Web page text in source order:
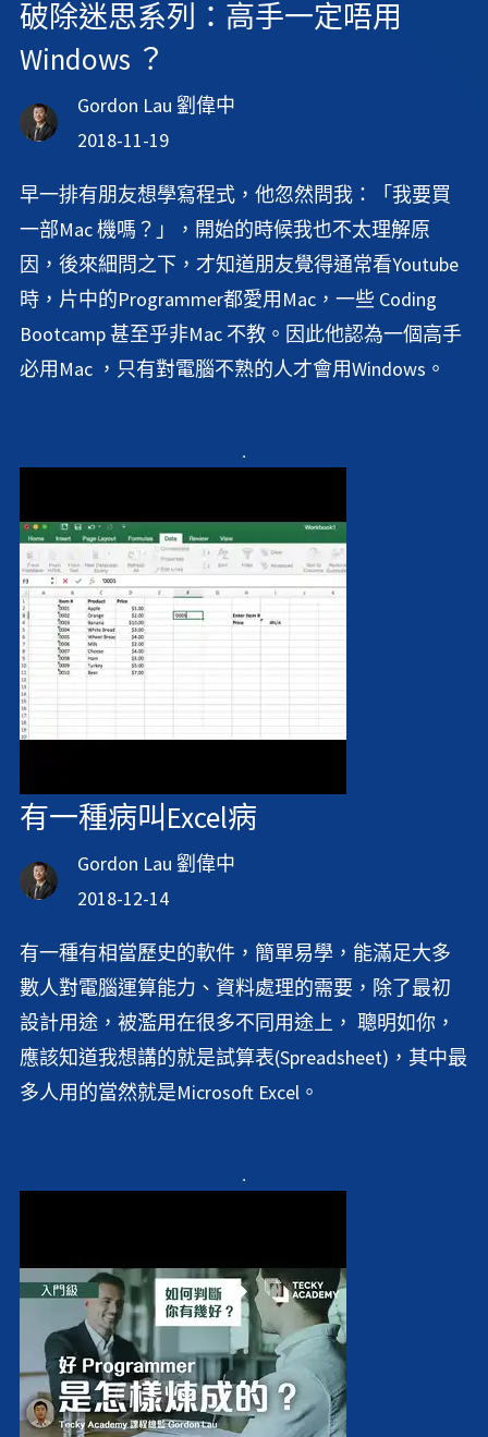
破除迷思系列：高手一定唔用
Windows ？
Gordon Lau 劉偉中
2018-11-19
早一排有朋友想學寫程式，他忽然問我：「我要買
一部Mac 機嗎？」，開始的時候我也不太理解原
因，後來細問之下，才知道朋友覺得通常看Youtube
時，片中的Programmer都愛用Mac，一些 Coding
Bootcamp 甚至乎非Mac 不教。因此他認為一個高手
必用Mac ，只有對電腦不熟的人才會用Windows。
有一種病叫Excel病
Gordon Lau 劉偉中
2018-12-14
有一種有相當歷史的軟件，簡單易學，能滿足大多
數人對電腦運算能力、資料處理的需要，除了最初
設計用途，被濫用在很多不同用途上， 聰明如你，
應該知道我想講的就是試算表(Spreadsheet)，其中最
多人用的當然就是Microsoft Excel。